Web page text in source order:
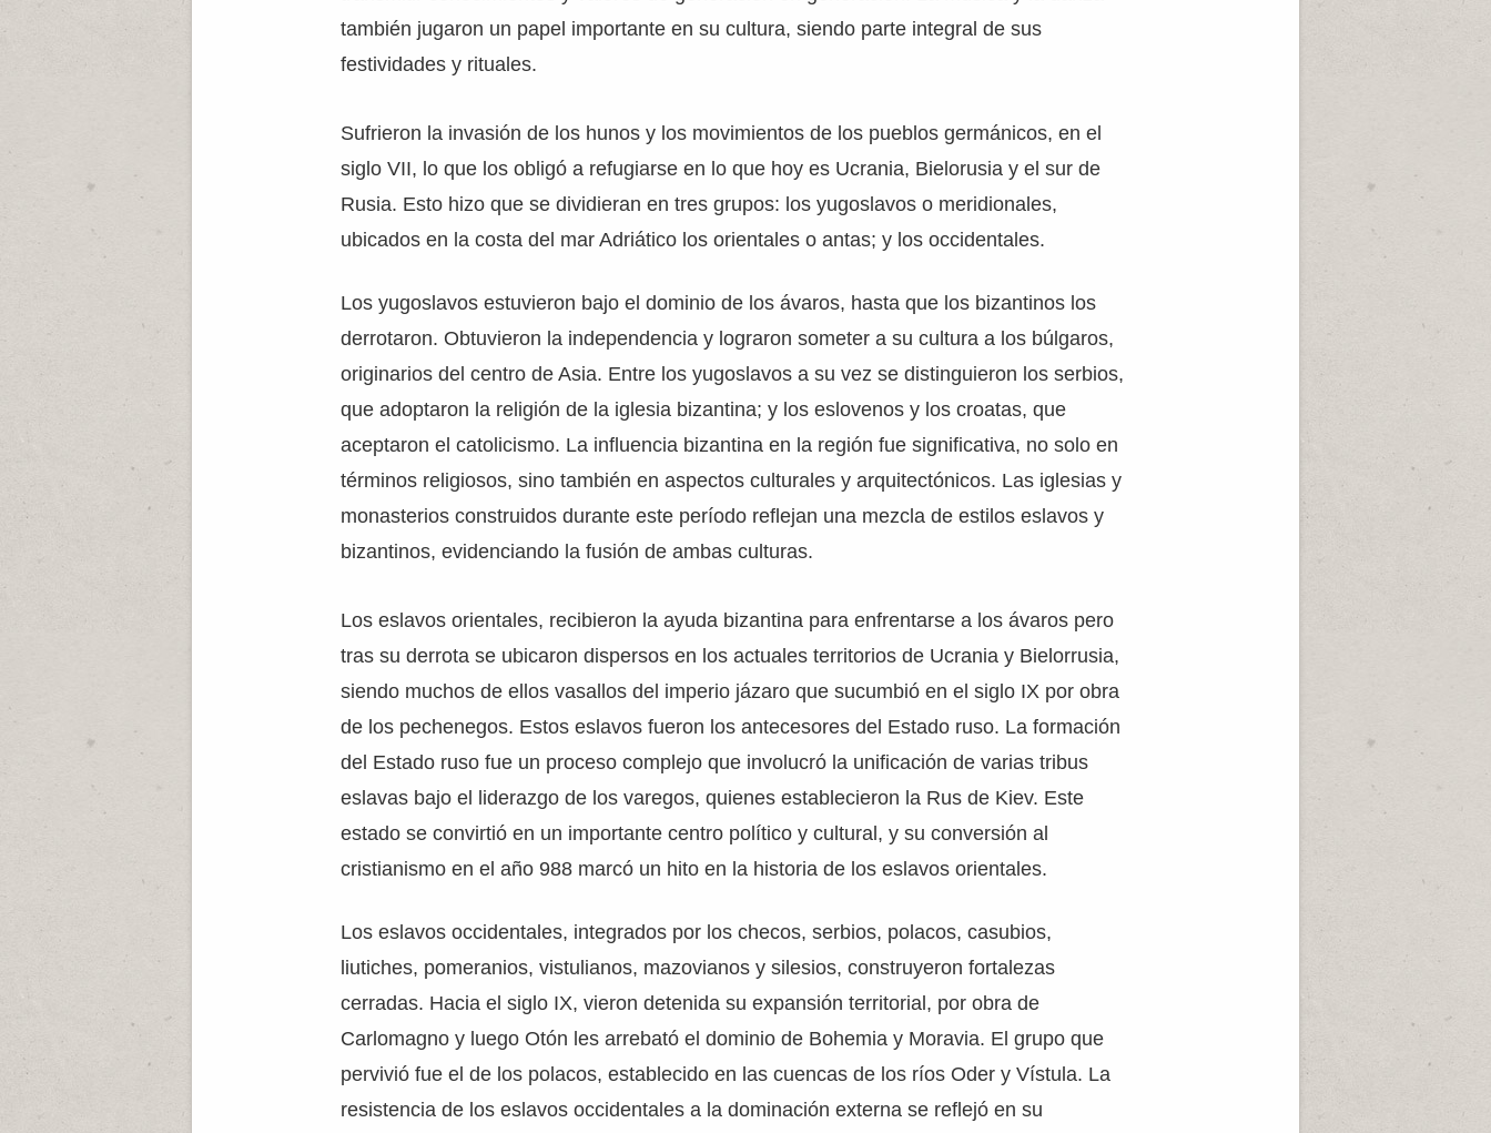
también jugaron un papel importante en su cultura, siendo parte integral de sus
festividades y rituales.
Sufrieron la invasión de los hunos y los movimientos de los pueblos germánicos, en el
siglo VII, lo que los obligó a refugiarse en lo que hoy es Ucrania, Bielorusia y el sur de
Rusia. Esto hizo que se dividieran en tres grupos: los yugoslavos o meridionales,
ubicados en la costa del mar Adriático los orientales o antas; y los occidentales.
Los yugoslavos estuvieron bajo el dominio de los ávaros, hasta que los bizantinos los
derrotaron. Obtuvieron la independencia y lograron someter a su cultura a los búlgaros,
originarios del centro de Asia. Entre los yugoslavos a su vez se distinguieron los serbios,
que adoptaron la religión de la iglesia bizantina; y los eslovenos y los croatas, que
aceptaron el catolicismo. La influencia bizantina en la región fue significativa, no solo en
términos religiosos, sino también en aspectos culturales y arquitectónicos. Las iglesias y
monasterios construidos durante este período reflejan una mezcla de estilos eslavos y
bizantinos, evidenciando la fusión de ambas culturas.
Los eslavos orientales, recibieron la ayuda bizantina para enfrentarse a los ávaros pero
tras su derrota se ubicaron dispersos en los actuales territorios de Ucrania y Bielorrusia,
siendo muchos de ellos vasallos del imperio jázaro que sucumbió en el siglo IX por obra
de los pechenegos. Estos eslavos fueron los antecesores del Estado ruso. La formación
del Estado ruso fue un proceso complejo que involucró la unificación de varias tribus
eslavas bajo el liderazgo de los varegos, quienes establecieron la Rus de Kiev. Este
estado se convirtió en un importante centro político y cultural, y su conversión al
cristianismo en el año 988 marcó un hito en la historia de los eslavos orientales.
Los eslavos occidentales, integrados por los checos, serbios, polacos, casubios,
liutiches, pomeranios, vistulianos, mazovianos y silesios, construyeron fortalezas
cerradas. Hacia el siglo IX, vieron detenida su expansión territorial, por obra de
Carlomagno y luego Otón les arrebató el dominio de Bohemia y Moravia. El grupo que
pervivió fue el de los polacos, establecido en las cuencas de los ríos Oder y Vístula. La
resistencia de los eslavos occidentales a la dominación externa se reflejó en su